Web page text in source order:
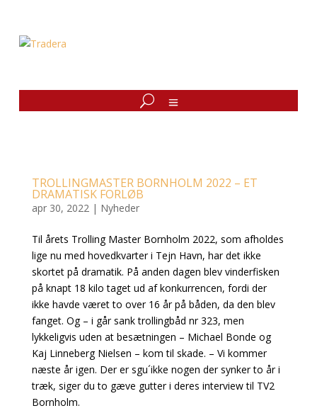
TROLLINGMASTER BORNHOLM 2022 – ET
DRAMATISK FORLØB
apr 30, 2022| Nyheder
Til årets Trolling Master Bornholm 2022, som afholdes
lige nu med hovedkvarter i Tejn Havn, har det ikke
skortet på dramatik. På anden dagen blev vinderfisken
på knapt 18 kilo taget ud af konkurrencen, fordi der
ikke havde været to over 16 år på båden, da den blev
fanget. Og – i går sank trollingbåd nr 323, men
lykkeligvis uden at besætningen – Michael Bonde og
Kaj Linneberg Nielsen – kom til skade. – Vi kommer
næste år igen. Der er sgu´ikke nogen der synker to år i
træk, siger du to gæve gutter i deres interview til TV2
Bornholm.